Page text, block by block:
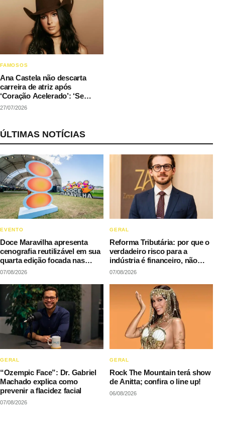
FAMOSOS
Ana Castela não descarta
carreira de atriz após
‘Coração Acelerado’: ‘Se
couber na agenda’
27/07/2026
ÚLTIMAS NOTÍCIAS
EVENTO
Doce Maravilha apresenta
cenografia reutilizável em sua
quarta edição focada nas
manifestações populares
07/08/2026
GERAL
Reforma Tributária: por que o
verdadeiro risco para a
indústria é financeiro, não
fiscal
07/08/2026
GERAL
“Ozempic Face”: Dr. Gabriel
Machado explica como
prevenir a flacidez facial
07/08/2026
GERAL
Rock The Mountain terá show
de Anitta; confira o line up!
06/08/2026